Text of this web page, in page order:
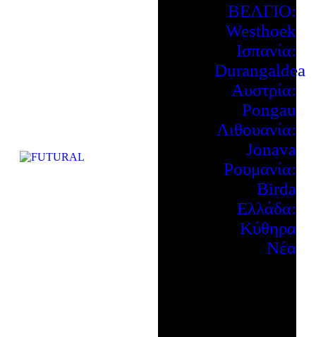
ΒΕΛΓΙΟ:
Westhoek
Ισπανία:
Durangaldea
Αυστρία:
Pongau
Λιθουανία:
Jonava
Ρουμανία:
Birda
Ελλάδα:
Κύθηρα
Νέα